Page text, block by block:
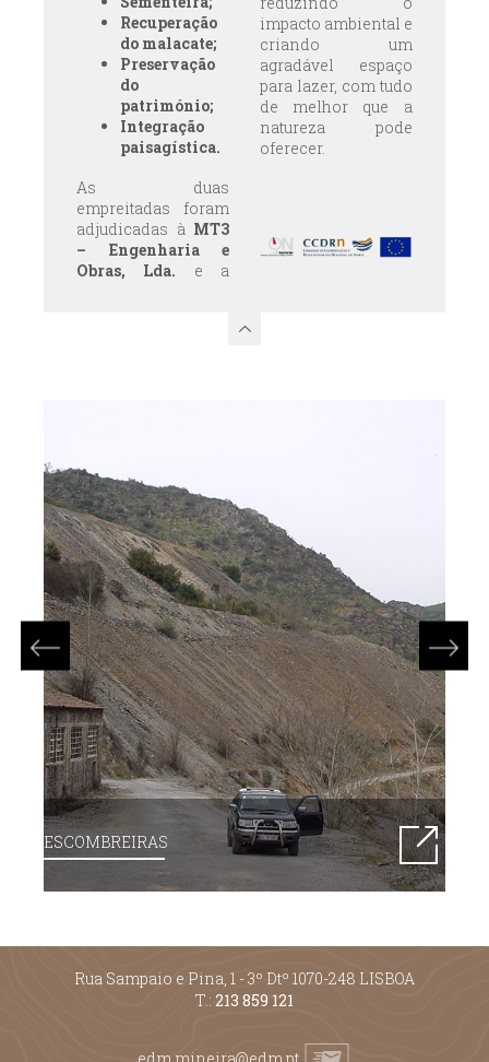
Recuperação
do malacate;
Preservação
do
património;
Integração
paisagística.
As duas
empreitadas foram
adjudicadas à MT3
– Engenharia e
Obras, Lda. e a
impacto ambiental e
criando um
agradável espaço
para lazer, com tudo
de melhor que a
natureza pode
oferecer.
ESCOMBREIRAS
Rua Sampaio e Pina, 1 - 3º Dtº 1070-248 LISBOA
T.: 213 859 121